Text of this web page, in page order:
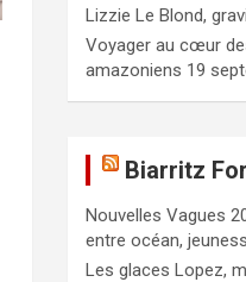
e
r
Lizzie Le Blond,
Voyager au cœur
amazoniens 19
Biarritz
Nouvelles Vagues
entre océan,
Les glaces Lopez,